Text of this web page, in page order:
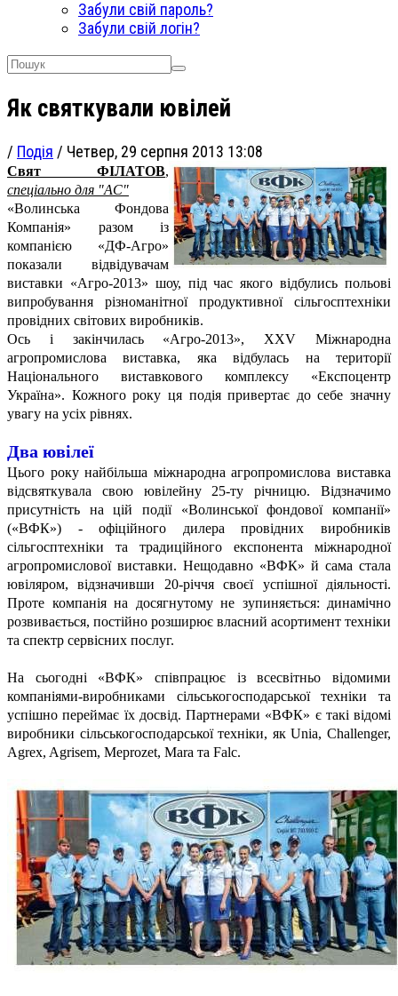
Забули свій пароль?
Забули свій логін?
Як святкували ювілей
/ Подія / Четвер, 29 серпня 2013 13:08
Свят ФІЛАТОВ,
спеціально для "АС"
«Волинська Фондова
Компанія» разом із
компанією «ДФ-Агро»
показали відвідувачам
виставки «Агро-2013» шоу, під час якого відбулись польові
випробування різноманітної продуктивної сільгосптехніки
провідних світових виробників.
Ось і закінчилась «Агро-2013», XXV Міжнародна
агропромислова виставка, яка відбулась на території
Національного виставкового комплексу «Експоцентр
Україна». Кожного року ця подія привертає до себе значну
увагу на усіх рівнях.
Два ювілеї
Цього року найбільша міжнародна агропромислова виставка
відсвяткувала свою ювілейну 25-ту річницю. Відзначимо
присутність на цій події «Волинської фондової компанії»
(«ВФК») - офіційного дилера провідних виробників
сільгосптехніки та традиційного експонента міжнародної
агропромислової виставки. Нещодавно «ВФК» й сама стала
ювіляром, відзначивши 20-річчя своєї успішної діяльності.
Проте компанія на досягнутому не зупиняється: динамічно
розвивається, постійно розширює власний асортимент техніки
та спектр сервісних послуг.
На сьогодні «ВФК» співпрацює із всесвітньо відомими
компаніями-виробниками сільськогосподарської техніки та
успішно переймає їх досвід. Партнерами «ВФК» є такі відомі
виробники сільськогосподарської техніки, як Unia, Challenger,
Agrex, Agrisem, Meprozet, Mara та Falc.